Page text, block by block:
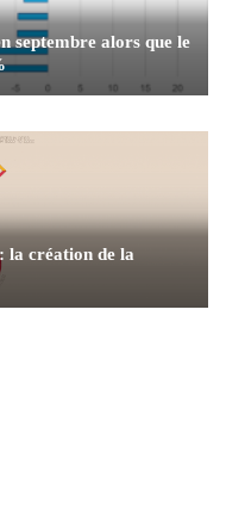
septembre alors que le
la création de la